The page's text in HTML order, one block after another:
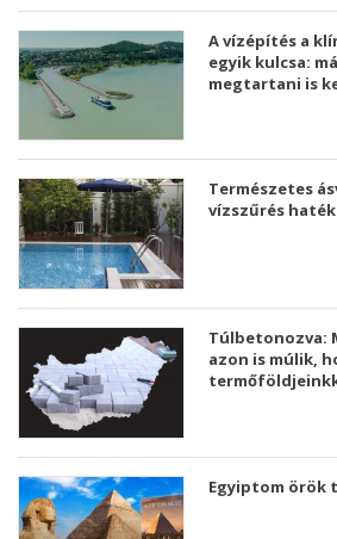
A vízépítés a
egyik kulcsa:
megtartani is
Természetes
vízszűrés
Túlbetonozva:
azon is múlik,
Egyiptom örök